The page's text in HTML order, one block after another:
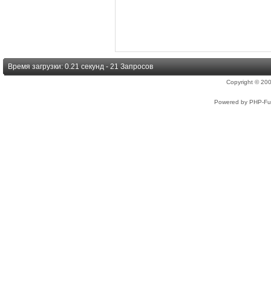
Время загрузки: 0.21 секунд - 21 Запросов
Copyright ©
Powered by PHP-